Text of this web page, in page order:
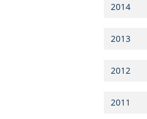
2014
2013
2012
2011